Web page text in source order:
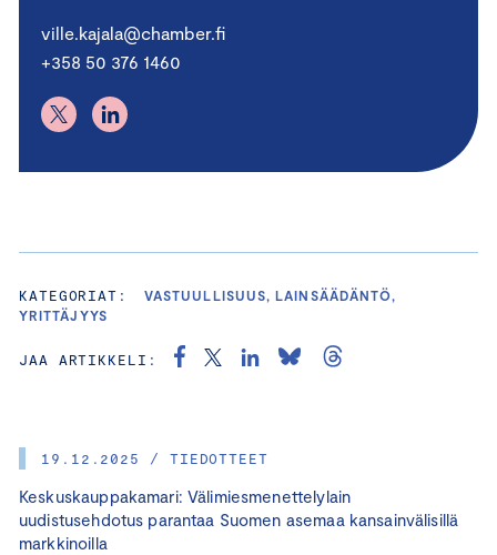
19.12.2025 / TIEDOTTEET
Keskuskauppakamari: Välimiesmenettelylain
uudistusehdotus parantaa Suomen asemaa kansainvälisillä
markkinoilla
ville.kajala@chamber.fi
+358 50 376 1460
KATEGORIAT:
VASTUULLISUUS, LAINSÄÄDÄNTÖ,
YRITTÄJYYS
JAA ARTIKKELI: